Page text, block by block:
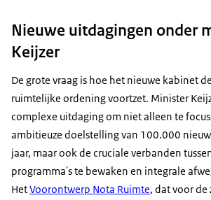
Nieuwe uitdagingen onder
Keijzer
De grote vraag is hoe het nieuwe kabinet
ruimtelijke ordening voortzet. Minister
complexe uitdaging om niet alleen te
ambitieuze doelstelling van 100.000
jaar, maar ook de cruciale verbanden
programma's te bewaken en integrale
HetVoorontwerp Nota Ruimte, dat voor de